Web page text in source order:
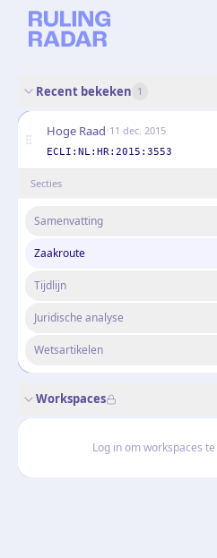
Recent bekeken 1
Hoge Raad·11 dec. 2015
ECLI:NL:HR:2015:3553
Secties
Samenvatting
Zaakroute
Tijdlijn
Juridische analyse
Wetsartikelen
Workspaces
Log in om workspaces